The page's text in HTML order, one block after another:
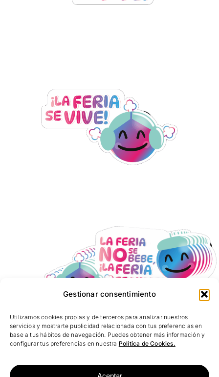
Gestionar consentimiento
Utilizamos cookies propias y de terceros para analizar nuestros
servicios y mostrarte publicidad relacionada con tus preferencias en
base a tus hábitos de navegación. Puedes obtener más información y
configurar tus preferencias en nuestra Política de Cookies.